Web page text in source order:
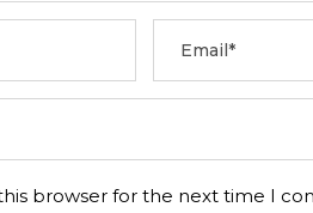
browser for the next time I